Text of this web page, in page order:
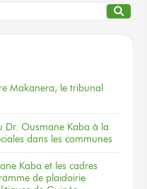
Makanera, le tribunal
Dr. Ousmane Kaba à la
dans les communes
Kaba et les cadres
de plaidoirie